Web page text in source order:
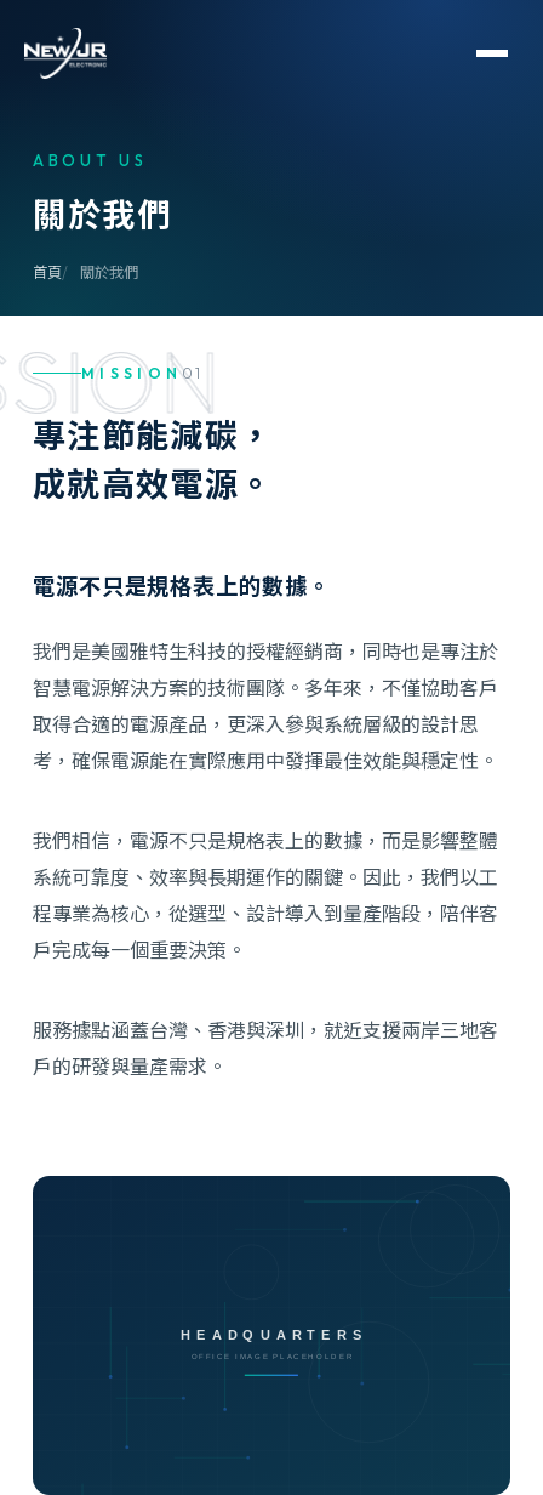
ABOUT US
關於我們
首頁 關於我們
MISSION01
專注節能減碳 ，
成就高效電源 。
電源不只是規格表上的數據。
我們是美國雅特生科技的授權經銷商，同時也是專注於
智慧電源解決方案的技術團隊。多年來，不僅協助客戶
取得合適的電源產品，更深入參與系統層級的設計思
考，確保電源能在實際應用中發揮最佳效能與穩定性。
我們相信，電源不只是規格表上的數據，而是影響整體
系統可靠度、效率與長期運作的關鍵。因此，我們以工
程專業為核心，從選型、設計導入到量產階段，陪伴客
戶完成每一個重要決策。
服務據點涵蓋台灣、香港與深圳，就近支援兩岸三地客
戶的研發與量產需求。